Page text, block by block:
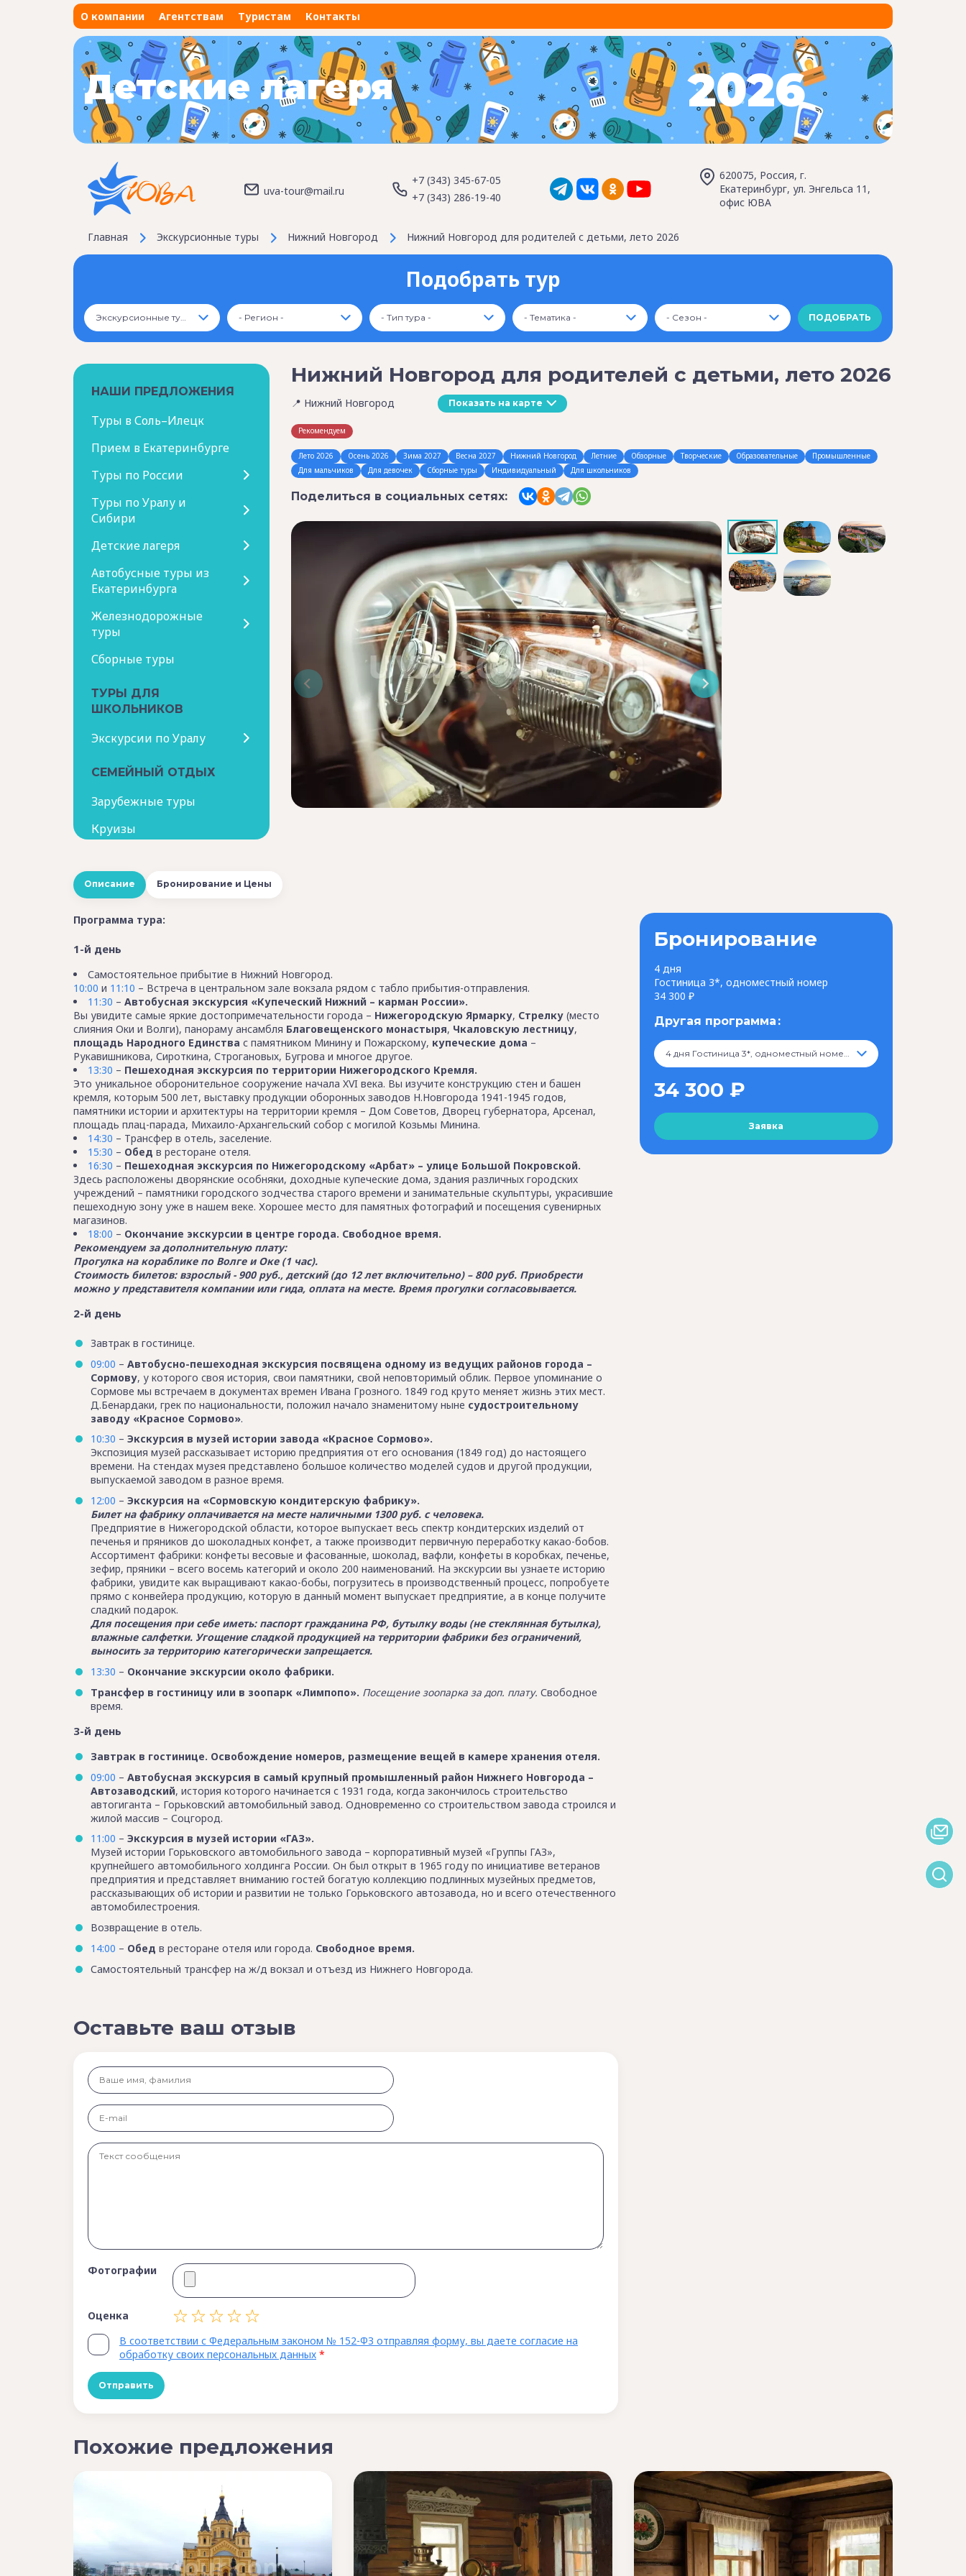
О компании Агентствам Туристам Контакты
Детские лагеря 2026
uva-tour@mail.ru
+7 (343) 345-67-05
+7 (343) 286-19-40
620075, Россия, г.
Екатеринбург, ул. Энгельса 11,
офис ЮВА
Главная Экскурсионные туры Нижний Новгород Нижний Новгород для родителей с детьми, лето 2026
Подобрать тур
Экскурсионные туры - Регион - - Тип тура - - Тематика - - Сезон -
НАШИ ПРЕДЛОЖЕНИЯ
Туры в Соль–Илецк
Прием в Екатеринбурге
Туры по России
Туры по Уралу и
Сибири
Детские лагеря
Автобусные туры из
Екатеринбурга
Железнодорожные
туры
Сборные туры
ТУРЫ ДЛЯ
ШКОЛЬНИКОВ
Экскурсии по Уралу
СЕМЕЙНЫЙ ОТДЫХ
Зарубежные туры
Круизы
Нижний Новгород для родителей с детьми, лето 2026
📍 Нижний Новгород Показать на карте
Рекомендуем
Лето 2026 Осень 2026 Зима 2027 Весна 2027 Нижний Новгород Летние Обзорные Творческие Образовательные
Промышленные
Для мальчиков
Для девочек Сборные туры Индивидуальный Для школьников
Поделиться в социальных сетях:
Описание Бронирование и Цены
Программа тура:
1-й день
Самостоятельное прибытие в Нижний Новгород.
10:00 и 11:10 – Встреча в центральном зале вокзала рядом с табло прибытия-отправления.
11:30 – Автобусная экскурсия «Купеческий Нижний – карман России».
Вы увидите самые яркие достопримечательности города – Нижегородскую Ярмарку, Стрелку (место
слияния Оки и Волги), панораму ансамбля Благовещенского монастыря, Чкаловскую лестницу,
площадь Народного Единства с памятником Минину и Пожарскому, купеческие дома –
Рукавишникова, Сироткина, Строгановых, Бугрова и многое другое.
13:30 – Пешеходная экскурсия по территории Нижегородского Кремля.
Это уникальное оборонительное сооружение начала XVI века. Вы изучите конструкцию стен и башен
кремля, которым 500 лет, выставку продукции оборонных заводов Н.Новгорода 1941-1945 годов,
памятники истории и архитектуры на территории кремля – Дом Советов, Дворец губернатора, Арсенал,
площадь плац-парада, Михаило-Архангельский собор с могилой Козьмы Минина.
14:30 – Трансфер в отель, заселение.
15:30 – Обед в ресторане отеля.
16:30 – Пешеходная экскурсия по Нижегородскому «Арбат» – улице Большой Покровской.
Здесь расположены дворянские особняки, доходные купеческие дома, здания различных городских
учреждений – памятники городского зодчества старого времени и занимательные скульптуры, украсившие
пешеходную зону уже в нашем веке. Хорошее место для памятных фотографий и посещения сувенирных
магазинов.
18:00 – Окончание экскурсии в центре города. Свободное время.
Рекомендуем за дополнительную плату:
Прогулка на кораблике по Волге и Оке (1 час).
Стоимость билетов: взрослый - 900 руб., детский (до 12 лет включительно) – 800 руб. Приобрести
можно у представителя компании или гида, оплата на месте. Время прогулки согласовывается.
2-й день
Завтрак в гостинице.
09:00 – Автобусно-пешеходная экскурсия посвящена одному из ведущих районов города –
Сормову, у которого своя история, свои памятники, свой неповторимый облик. Первое упоминание о
Сормове мы встречаем в документах времен Ивана Грозного. 1849 год круто меняет жизнь этих мест.
Д.Бенардаки, грек по национальности, положил начало знаменитому ныне судостроительному
заводу «Красное Сормово».
10:30 – Экскурсия в музей истории завода «Красное Сормово».
Экспозиция музей рассказывает историю предприятия от его основания (1849 год) до настоящего
времени. На стендах музея представлено большое количество моделей судов и другой продукции,
выпускаемой заводом в разное время.
12:00 – Экскурсия на «Сормовскую кондитерскую фабрику».
Билет на фабрику оплачивается на месте наличными 1300 руб. с человека.
Предприятие в Нижегородской области, которое выпускает весь спектр кондитерских изделий от
печенья и пряников до шоколадных конфет, а также производит первичную переработку какао-бобов.
Ассортимент фабрики: конфеты весовые и фасованные, шоколад, вафли, конфеты в коробках, печенье,
зефир, пряники – всего восемь категорий и около 200 наименований. На экскурсии вы узнаете историю
фабрики, увидите как выращивают какао-бобы, погрузитесь в производственный процесс, попробуете
прямо с конвейера продукцию, которую в данный момент выпускает предприятие, а в конце получите
сладкий подарок.
Для посещения при себе иметь: паспорт гражданина РФ, бутылку воды (не стеклянная бутылка),
влажные салфетки. Угощение сладкой продукцией на территории фабрики без ограничений,
выносить за территорию категорически запрещается.
13:30 – Окончание экскурсии около фабрики.
Трансфер в гостиницу или в зоопарк «Лимпопо». Посещение зоопарка за доп. плату. Свободное
время.
3-й день
Завтрак в гостинице. Освобождение номеров, размещение вещей в камере хранения отеля.
09:00 – Автобусная экскурсия в самый крупный промышленный район Нижнего Новгорода –
Автозаводский, история которого начинается с 1931 года, когда закончилось строительство
автогиганта – Горьковский автомобильный завод. Одновременно со строительством завода строился и
жилой массив – Соцгород.
11:00 – Экскурсия в музей истории «ГАЗ».
Музей истории Горьковского автомобильного завода – корпоративный музей «Группы ГАЗ»,
крупнейшего автомобильного холдинга России. Он был открыт в 1965 году по инициативе ветеранов
предприятия и представляет вниманию гостей богатую коллекцию подлинных музейных предметов,
рассказывающих об истории и развитии не только Горьковского автозавода, но и всего отечественного
автомобилестроения.
Возвращение в отель.
14:00 – Обед в ресторане отеля или города. Свободное время.
Самостоятельный трансфер на ж/д вокзал и отъезд из Нижнего Новгорода.
Бронирование
4 дня
Гостиница 3*, одноместный номер
34 300 ₽
Другая программа
34 300 ₽
Оставьте ваш отзыв
Фотографии
Оценка
В соответствии с Федеральным законом № 152-ФЗ отправляя форму, вы даете согласие на
обработку своих персональных данных *
Похожие предложения